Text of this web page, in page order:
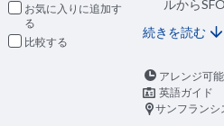
お気に入りに追加
比較
ルから
続きを読む
アレンジ可
英語ガイド
サンフランシ